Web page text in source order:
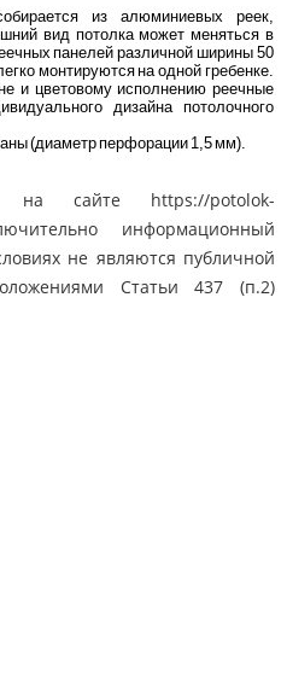
из алюминиевых реек,
вид потолка может меняться в
панелей различной ширины 50
монтируются на одной гребенке.
и цветовому исполнению реечные
дизайна потолочного
(диаметр перфорации 1,5 мм).
сайте https://potolok-
информационный
не являются публичной
Статьи 437 (п.2)